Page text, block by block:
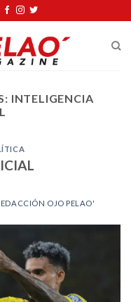
INTELIGENCIA
OJO PELAO'